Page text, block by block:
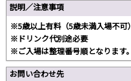
説明／注意事項
※5歳以上有料（5歳未満入場不可）
※ドリンク代別途必要
※ご入場は整理番号順となります。
お問い合わせ先